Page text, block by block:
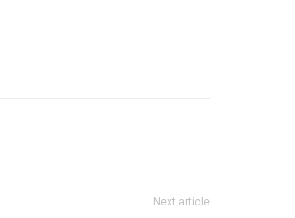
Next article